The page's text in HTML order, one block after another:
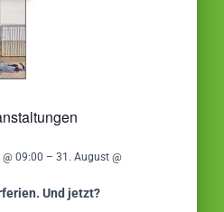
09:00 – 31. August @
Und jetzt?